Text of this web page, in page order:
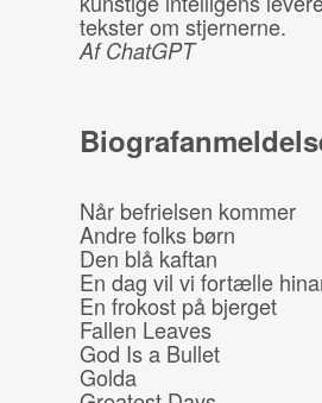
tekster om stjernerne.
Af ChatGPT
Når befrielsen kommer
Andre folks børn
Den blå kaftan
En dag vil vi fortælle
En frokost på bjerget
Fallen Leaves
God Is a Bullet
Golda